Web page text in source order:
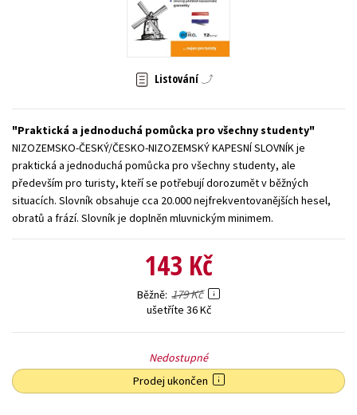
Zahraniční literatura
Všechny tituly
Listování
Praktická a jednoduchá pomůcka pro všechny studenty
NIZOZEMSKO-ČESKÝ/ČESKO-NIZOZEMSKÝ KAPESNÍ SLOVNÍK je
praktická a jednoduchá pomůcka pro všechny studenty, ale
především pro turisty, kteří se potřebují dorozumět v běžných
situacích. Slovník obsahuje cca 20.000 nejfrekventovanějších hesel,
obratů a frází. Slovník je doplněn mluvnickým minimem.
143 Kč
Běžně 179 Kč
ušetříte 36 Kč
Nedostupné
Prodej ukončen